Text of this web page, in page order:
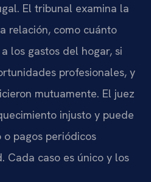
El tribunal examina la
relación, como cuánto
los gastos del hogar, si
profesionales, y
mutuamente. El juez
injusto y puede
pagos periódicos
Cada caso es único y los